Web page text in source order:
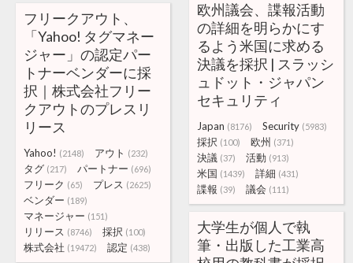
欧州議会、諜報活動
の詳細を明らかにす
るよう米国に求める
決議を採択 | スラッシ
ュドット・ジャパン
セキュリティ
Japan (8176) Security (5983)
採択 (100) 欧州 (371)
決議 (37) 活動 (913)
米国 (1439) 詳細 (431)
諜報 (39) 議会 (111)
フリークアウト、
「Yahoo! タグマネー
ジャー」の認定パー
トナーベンダーに採
択｜株式会社フリー
クアウトのプレスリ
リース
Yahoo! (2148) アウト (232)
タグ (217) パートナー (696)
フリーク (65) プレス (2625)
ベンダー (189)
マネージャー (151)
リリース (8746) 採択 (100)
株式会社 (19472) 認定 (438)
大学生が個人で執
筆・出版した工業高